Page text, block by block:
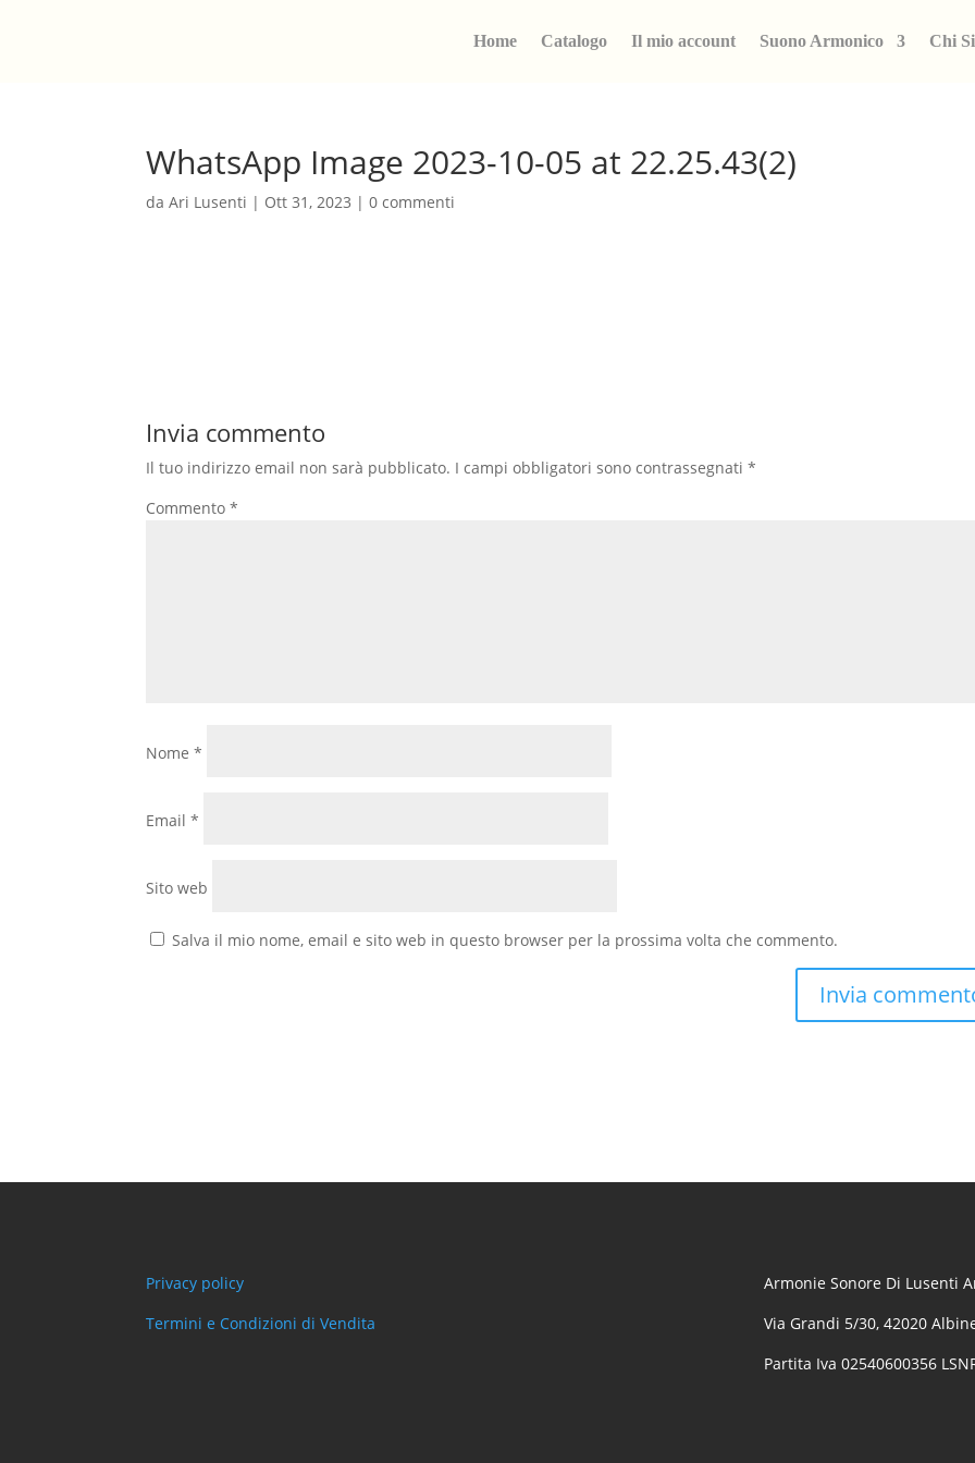
Home Catalogo Il mio account Suono Armonico Chi
WhatsApp Image 2023-10-05 at 22.25.43(2)
daAri Lusenti | Ott 31, 2023 |0 commenti
Invia commento
Il tuo indirizzo email non sarà pubblicato. I campi obbligatori sono contrassegnati*
Commento*
Nome*
Email*
Sito web
Salva il mio nome, email e sito web in questo browser per la prossima volta che commento.
Privacy policy
Termini e Condizioni di Vendita
Armonie Sonore Di Lusenti
Via Grandi 5/30, 42020
Partita Iva 02540600356